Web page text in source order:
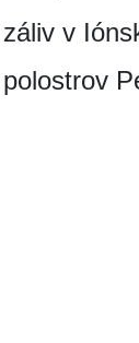
záliv v
polostrov